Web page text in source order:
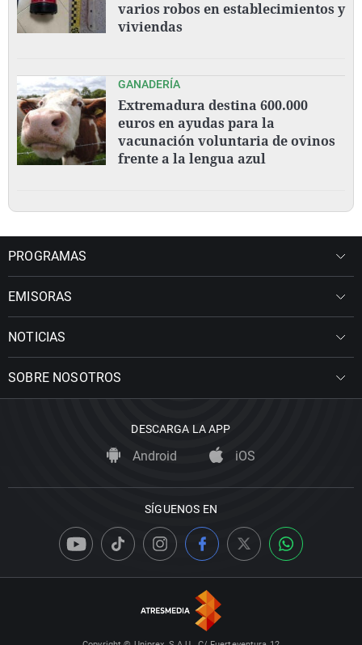
varios robos en establecimientos y
viviendas
GANADERÍA
Extremadura destina 600.000
euros en ayudas para la
vacunación voluntaria de ovinos
frente a la lengua azul
PROGRAMAS
EMISORAS
NOTICIAS
SOBRE NOSOTROS
DESCARGA LA APP
Android iOS
SÍGUENOS EN